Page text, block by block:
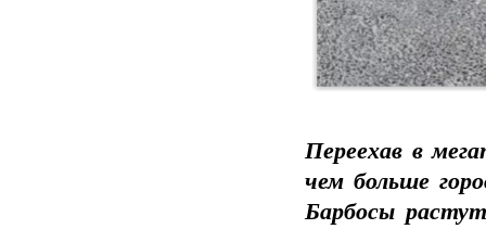
Переехав в
чем больше
Барбосы